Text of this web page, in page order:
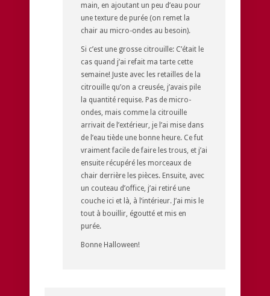
main, en ajoutant un peu d’eau pour
une texture de purée (on remet la
chair au micro-ondes au besoin).
Si c’est une grosse citrouille: C’était le
cas quand j’ai refait ma tarte cette
semaine! Juste avec les retailles de la
citrouille qu’on a creusée, j’avais pile
la quantité requise. Pas de micro-
ondes, mais comme la citrouille
arrivait de l’extérieur, je l’ai mise dans
de l’eau tiède une bonne heure. Ce fut
vraiment facile de faire les trous, et j’ai
ensuite récupéré les morceaux de
chair derrière les pièces. Ensuite, avec
un couteau d’office, j’ai retiré une
couche ici et là, à l’intérieur. J’ai mis le
tout à bouillir, égoutté et mis en
purée.
Bonne Halloween!